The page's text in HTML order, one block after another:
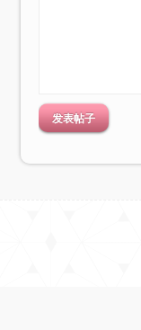
发表帖子